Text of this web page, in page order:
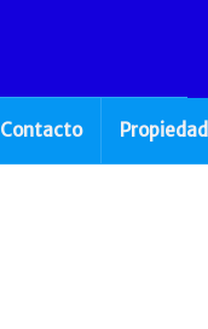
Contacto